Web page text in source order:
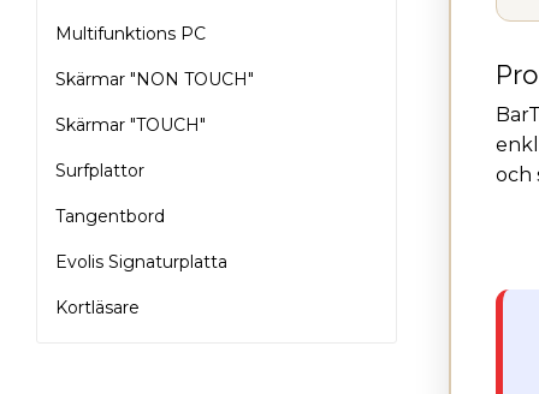
Multifunktions PC
Skärmar "NON TOUCH"
Skärmar "TOUCH"
Surfplattor
Tangentbord
Evolis Signaturplatta
Kortläsare
och